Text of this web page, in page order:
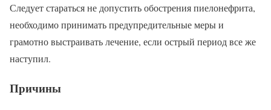
Следует стараться не допустить обострения пиелонефрита,
необходимо принимать предупредительные меры и
грамотно выстраивать лечение, если острый период все же
наступил.
Причины